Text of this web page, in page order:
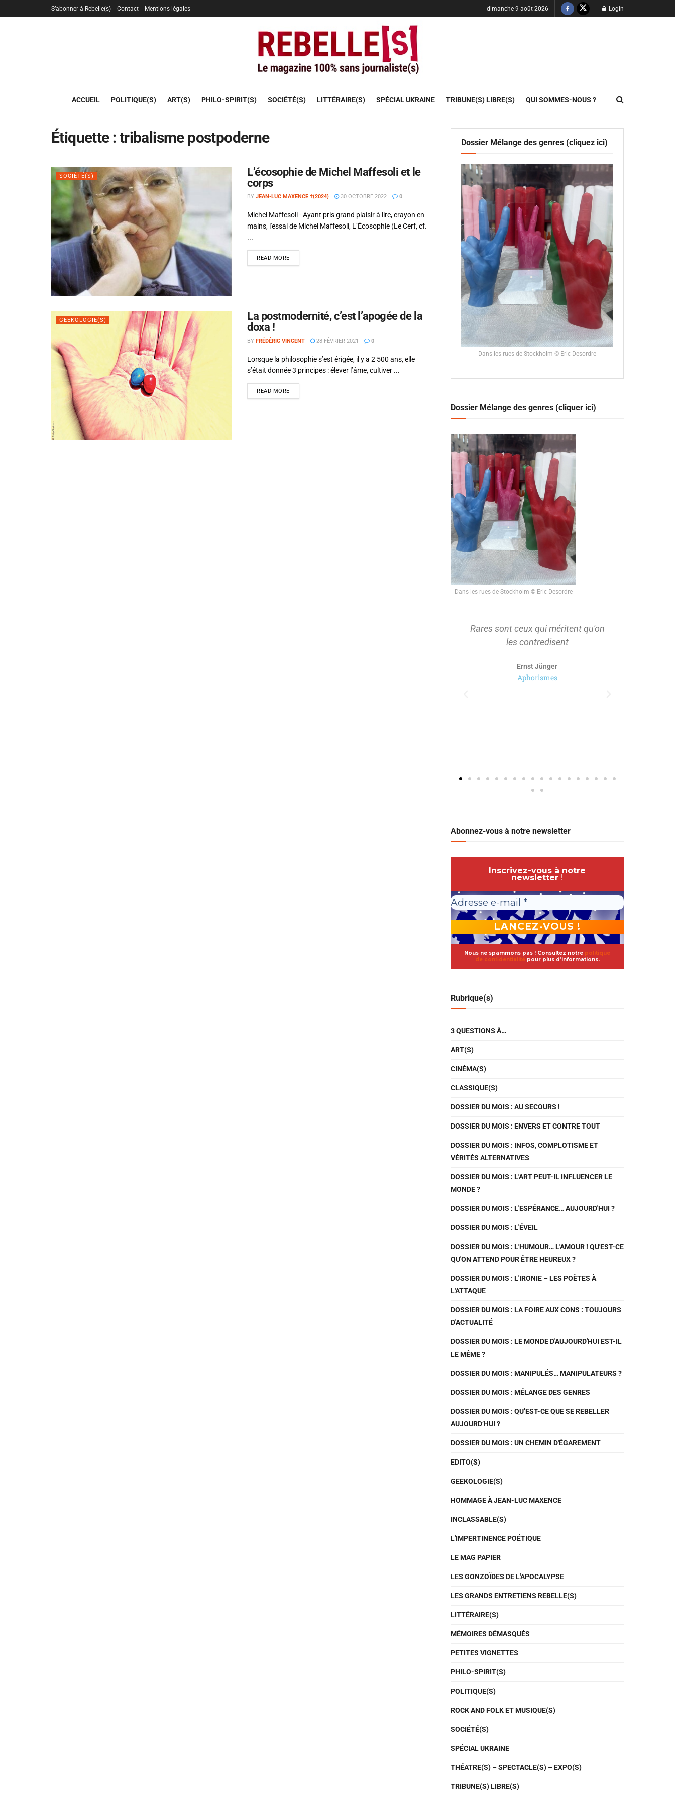
S’abonner à Rebelle(s) Contact Mentions légales dimanche 9 août 2026 Login
ACCUEIL POLITIQUE(S) ART(S) PHILO-SPIRIT(S) SOCIÉTÉ(S) LITTÉRAIRE(S) SPÉCIAL UKRAINE TRIBUNE(S) LIBRE(S) QUI SOMMES-NOUS ?
Étiquette : tribalisme postpoderne
SOCIÉTÉ(S)
L’écosophie de Michel Maffesoli et le
corps
BY JEAN-LUC MAXENCE †(2024) 30 OCTOBRE 2022 0
Michel Maffesoli - Ayant pris grand plaisir à lire, crayon en
mains, l'essai de Michel Maffesoli, L’Écosophie (Le Cerf, cf.
...
READ MORE
GEEKOLOGIE(S)
La postmodernité, c’est l’apogée de la
doxa !
BY FRÉDÉRIC VINCENT 28 FÉVRIER 2021 0
Lorsque la philosophie s’est érigée, il y a 2 500 ans, elle
s’était donnée 3 principes : élever l’âme, cultiver ...
READ MORE
Dossier Mélange des genres (cliquez ici)
Dans les rues de Stockholm © Eric Desordre
Dossier Mélange des genres (cliquer ici)
Dans les rues de Stockholm © Eric Desordre
Rares sont ceux qui méritent qu'on
les contredisent
Ernst Jünger
Aphorismes
Abonnez-vous à notre newsletter
Inscrivez-vous à notre
newsletter !
Nous ne spammons pas ! Consultez notre politique
de confidentialité pour plus d’informations.
Rubrique(s)
3 QUESTIONS À…
ART(S)
CINÉMA(S)
CLASSIQUE(S)
DOSSIER DU MOIS : AU SECOURS !
DOSSIER DU MOIS : ENVERS ET CONTRE TOUT
DOSSIER DU MOIS : INFOS, COMPLOTISME ET
VÉRITÉS ALTERNATIVES
DOSSIER DU MOIS : L'ART PEUT-IL INFLUENCER LE
MONDE ?
DOSSIER DU MOIS : L'ESPÉRANCE… AUJOURD'HUI ?
DOSSIER DU MOIS : L'ÉVEIL
DOSSIER DU MOIS : L'HUMOUR… L'AMOUR ! QU'EST-CE
QU'ON ATTEND POUR ÊTRE HEUREUX ?
DOSSIER DU MOIS : L'IRONIE – LES POÈTES À
L'ATTAQUE
DOSSIER DU MOIS : LA FOIRE AUX CONS : TOUJOURS
D'ACTUALITÉ
DOSSIER DU MOIS : LE MONDE D'AUJOURD'HUI EST-IL
LE MÊME ?
DOSSIER DU MOIS : MANIPULÉS… MANIPULATEURS ?
DOSSIER DU MOIS : MÉLANGE DES GENRES
DOSSIER DU MOIS : QU’EST-CE QUE SE REBELLER
AUJOURD’HUI ?
DOSSIER DU MOIS : UN CHEMIN D'ÉGAREMENT
EDITO(S)
GEEKOLOGIE(S)
HOMMAGE À JEAN-LUC MAXENCE
INCLASSABLE(S)
L'IMPERTINENCE POÉTIQUE
LE MAG PAPIER
LES GONZOÏDES DE L'APOCALYPSE
LES GRANDS ENTRETIENS REBELLE(S)
LITTÉRAIRE(S)
MÉMOIRES DÉMASQUÉS
PETITES VIGNETTES
PHILO-SPIRIT(S)
POLITIQUE(S)
ROCK AND FOLK ET MUSIQUE(S)
SOCIÉTÉ(S)
SPÉCIAL UKRAINE
THÉATRE(S) – SPECTACLE(S) – EXPO(S)
TRIBUNE(S) LIBRE(S)